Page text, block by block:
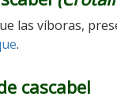
las víboras,
.
cascabel